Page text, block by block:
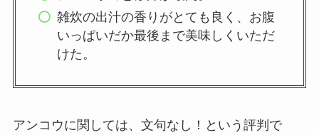
雑炊の出汁の香りがとても良く、お腹
いっぱいだか最後まで美味しくいただ
けた。
アンコウに関しては、文句なし！という評判で